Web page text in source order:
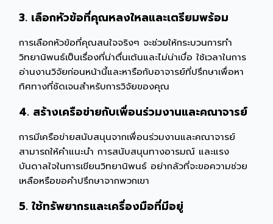
3. เลือกหัวข้อที่คุณหลงใหลและเตรียมพร้อม
การเลือกหัวข้อที่คุณสนใจจริงๆ จะช่วยให้กระบวนการทำ
วิทยานิพนธ์เป็นเรื่องที่น่าตื่นเต้นและไม่น่าเบื่อ ใช้เวลาในการ
อ่านงานวิจัยก่อนหน้านี้และหารือกับอาจารย์ที่ปรึกษาเพื่อหา
ทิศทางที่ชัดเจนสำหรับการวิจัยของคุณ
4. สร้างเครือข่ายกับเพื่อนร่วมงานและคณาจารย์
การมีเครือข่ายสนับสนุนจากเพื่อนร่วมงานและคณาจารย์
สามารถให้คำแนะนำ การสนับสนุนทางอารมณ์ และแรง
บันดาลใจในการเขียนวิทยานิพนธ์ อย่ากลัวที่จะขอความช่วย
เหลือหรือขอคำปรึกษาจากพวกเขา
5. ใช้ทรัพยากรและเครื่องมือที่มีอยู่